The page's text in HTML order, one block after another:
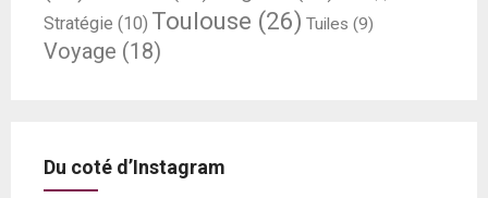
Stratégie (10) Toulouse (26) Tuiles (9)
Voyage (18)
Du coté d’Instagram